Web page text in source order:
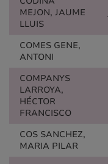
MEJON, JAUME
LLUIS
COMES GENE,
ANTONI
COMPANYS
LARROYA,
HÉCTOR
FRANCISCO
COS SANCHEZ,
MARIA PILAR